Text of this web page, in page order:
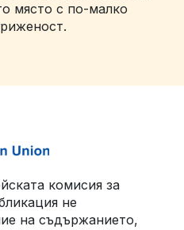
място с по-малко
комисия за
не
на съдържанието,